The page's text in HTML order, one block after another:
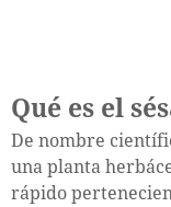
Qué es el
De nombre
una planta
rápido